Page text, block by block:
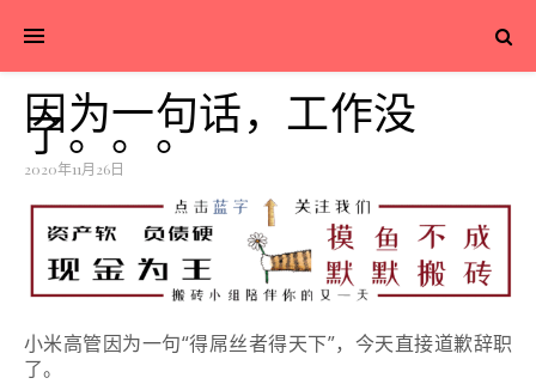
因为一句话，工作没
了。。。
2020年11月26日
小米高管因为一句“得屌丝者得天下”，今天直接道歉辞职
了。